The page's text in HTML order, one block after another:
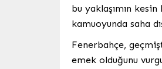
bu yaklaşımın
kamuoyunda saha
Fenerbahçe,
emek olduğunu